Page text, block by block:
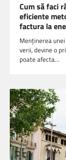
Cum să faci
eficiente
factura la
Menținerea
verii, devine o
poate afecta…